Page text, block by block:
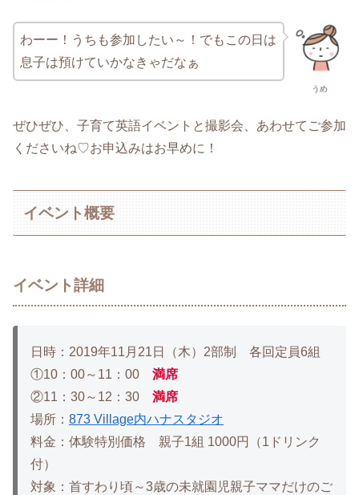
うめ
わーー！うちも参加したい～！でもこの日は
息子は預けていかなきゃだなぁ
ぜひぜひ、子育て英語イベントと撮影会、あわせてご参加
くださいね♡お申込みはお早めに！
イベント概要
イベント詳細
日時：2019年11月21日（木）2部制 各回定員6組
①10：00～11：00 満席
②11：30～12：30 満席
場所： 873 Village内ハナスタジオ
料金：体験特別価格 親子1組 1000円（1ドリンク
付）
対象：首すわり頃～3歳の未就園児親子ママだけのご